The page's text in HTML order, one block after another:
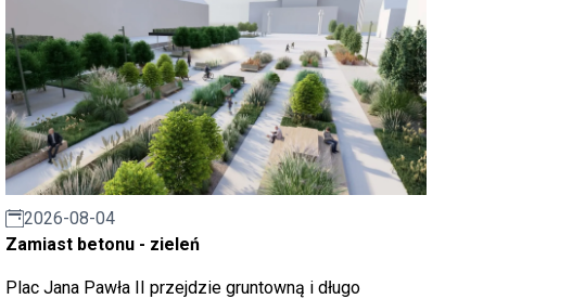
2026-08-04
Zamiast betonu - zieleń
Plac Jana Pawła II przejdzie gruntowną i długo